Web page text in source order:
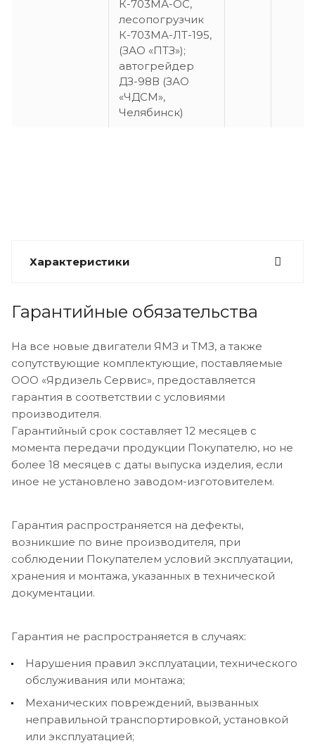
К-703МА-ОС,
лесопогрузчик
К-703МА-ЛТ-195,
(ЗАО «ПТЗ»);
автогрейдер
ДЗ-98В (ЗАО
«ЧДСМ»,
Челябинск)
Характеристики
Гарантийные обязательства
На все новые двигатели ЯМЗ и ТМЗ, а также
сопутствующие комплектующие, поставляемые
ООО «Ярдизель Сервис», предоставляется
гарантия в соответствии с условиями
производителя.
Гарантийный срок составляет 12 месяцев с
момента передачи продукции Покупателю, но не
более 18 месяцев с даты выпуска изделия, если
иное не установлено заводом-изготовителем.
Гарантия распространяется на дефекты,
возникшие по вине производителя, при
соблюдении Покупателем условий эксплуатации,
хранения и монтажа, указанных в технической
документации.
Гарантия не распространяется в случаях:
Нарушения правил эксплуатации, технического
обслуживания или монтажа;
Механических повреждений, вызванных
неправильной транспортировкой, установкой
или эксплуатацией;